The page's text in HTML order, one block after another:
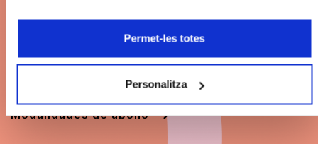
Permet-les totes
Personalitza
Descuentosen el precio de les entradas.
Grandes conciertos. Las mejores butacas. Pago
fraccionado.
Modalidades de abono